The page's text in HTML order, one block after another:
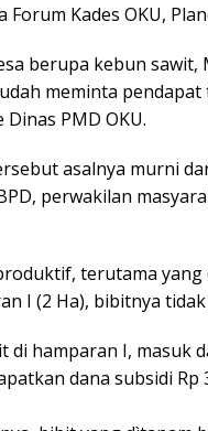
Kades OKU,
berupa kebun
meminta
PMD OKU.
asalnya murni
perwakilan
terutama
I (2 Ha), bibitnya tidak
di hamparan I, masuk
dana subsidi